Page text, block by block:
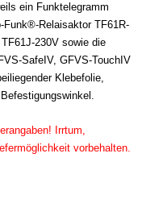
ein Funktelegramm
Funk®-Relaisaktor TF61R-
230V sowie die
SafeIV, GFVS-TouchIV
Klebefolie,
Irrtum,
vorbehalten.